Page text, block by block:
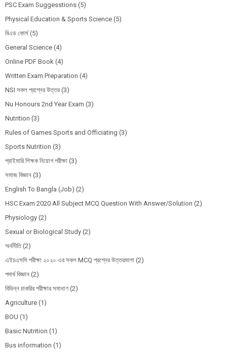
PSC Exam Suggesstions (5)
Physical Education & Sports Science (5)
বিএড কোর্স (5)
General Science (4)
Online PDF Book (4)
Written Exam Preparation (4)
NSI সকল প্রশ্নের উত্তর (3)
Nu Honours 2nd Year Exam (3)
Nutrition (3)
Rules of Games Sports and Officiating (3)
Sports Nutrition (3)
প্রাইমারি শিক্ষক নিয়োগ পরীক্ষা (3)
সমাজ বিজ্ঞান (3)
English To Bangla (Job) (2)
HSC Exam 2020 All Subject MCQ Question With Answer/Solution (2)
Physiology (2)
Sexual or Biological Study (2)
অর্থনীতি (2)
এইচএসসি পরীক্ষা ২০২০ এর সকল MCQ প্রশ্নের উত্তরমালা (2)
পদার্থ বিজ্ঞান (2)
বিভিন্ন চাকরির পরীক্ষার সমাধাণ (2)
Agriculture (1)
BOU (1)
Basic Nutrition (1)
Bus information (1)